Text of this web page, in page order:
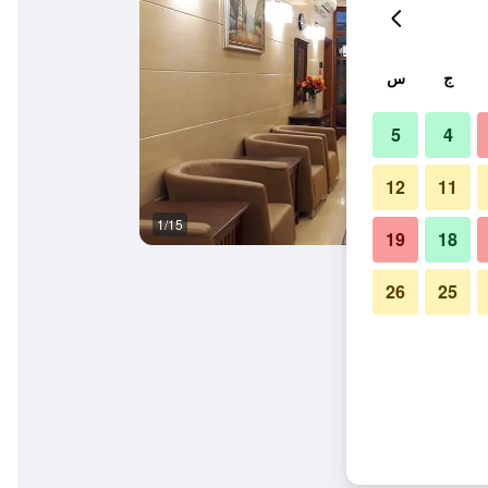
1/15
ج س
4
5
11
12
18
19
25
26